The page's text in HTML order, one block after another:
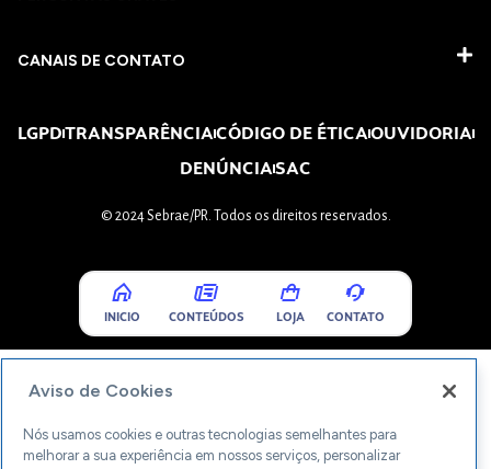
CANAIS DE CONTATO
LGPDTRANSPARÊNCIACÓDIGO DE ÉTICAOUVIDORIA
DENÚNCIASAC
© 2024 Sebrae/PR. Todos os direitos reservados.
INICIO CONTEÚDOS LOJA CONTATO
Aviso de Cookies
Nós usamos cookies e outras tecnologias semelhantes para
melhorar a sua experiência em nossos serviços, personalizar